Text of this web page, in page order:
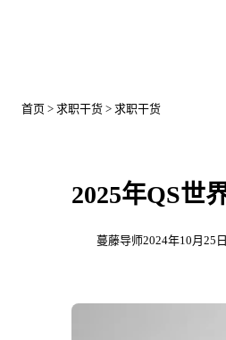
首页 > 求职干货 > 求职干货
2025年QS世
蔓藤导师2024年10月25日